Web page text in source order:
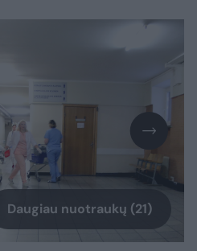
Daugiau nuotraukų (21)